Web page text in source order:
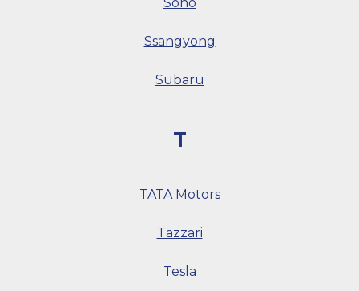
Sono
Ssangyong
Subaru
T
TATA Motors
Tazzari
Tesla